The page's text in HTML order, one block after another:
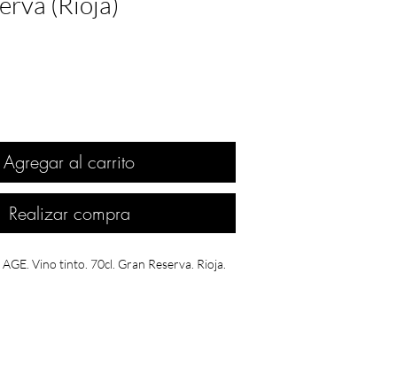
Agregar al carrito
Realizar compra
Vino tinto. 70cl. Gran Reserva. Rioja.